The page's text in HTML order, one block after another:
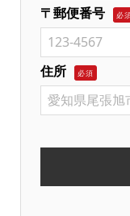
〒郵便番号 必
住所 必須